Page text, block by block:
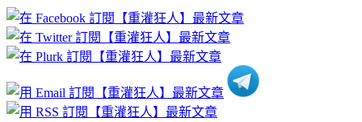
章
分
類